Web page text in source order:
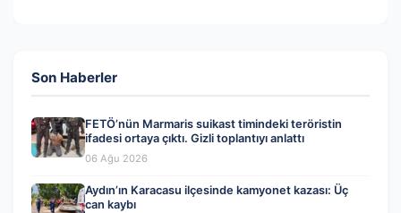
Son Haberler
FETÖ’nün Marmaris suikast timindeki teröristin
ifadesi ortaya çıktı. Gizli toplantıyı anlattı
06 Ağu 2026
Aydın’ın Karacasu ilçesinde kamyonet kazası: Üç
can kaybı